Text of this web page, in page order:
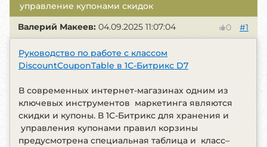
управление купонами скидок
#1
0
Валерий Макеев: 04.09.2025 11:07:04
Руководство по работе с классом
DiscountCouponTable в 1С-Битрикс D7
В современных интернет-магазинах одним из
ключевых инструментов маркетинга являются
скидки и купоны. В 1С-Битрикс для хранения и
управления купонами правил корзины
предусмотрена специальная таблица и класс–